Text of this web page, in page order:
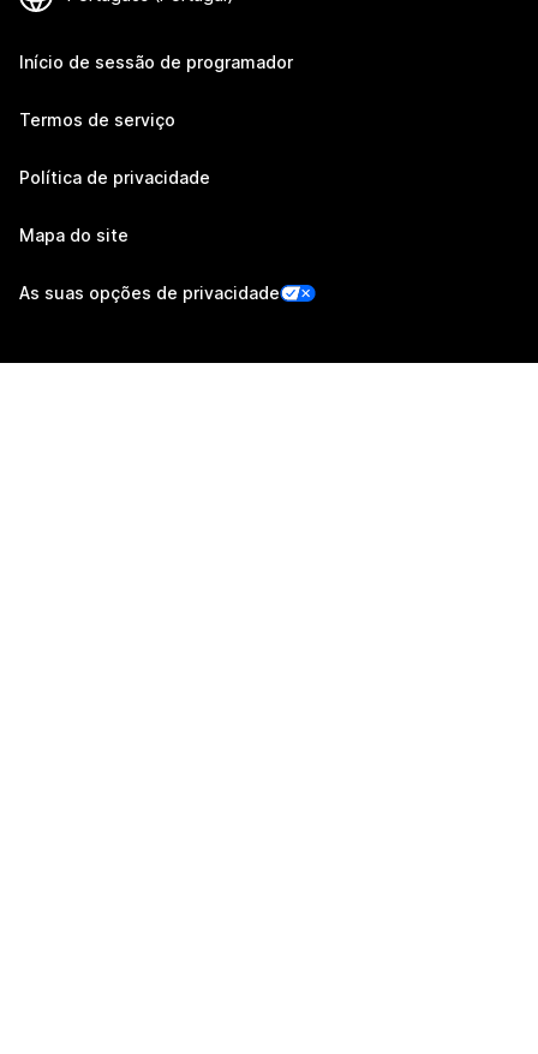
Início de sessão de programador
Termos de serviço
Política de privacidade
Mapa do site
As suas opções de privacidade